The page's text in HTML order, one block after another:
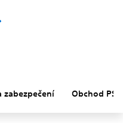
zabezpečení Obchod PS